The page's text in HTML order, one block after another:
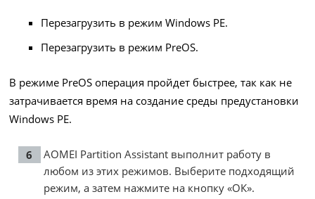
Перезагрузить в режим Windows PE.
Перезагрузить в режим PreOS.
В режиме PreOS операция пройдет быстрее, так как не
затрачивается время на создание среды предустановки
Windows PE.
AOMEI Partition Assistant выполнит работу в
любом из этих режимов. Выберите подходящий
режим, а затем нажмите на кнопку «ОК».